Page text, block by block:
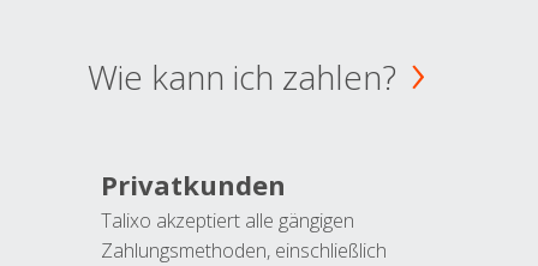
Wie kann ich zahlen?
Privatkunden
Talixo akzeptiert alle gängigen
Zahlungsmethoden, einschließlich